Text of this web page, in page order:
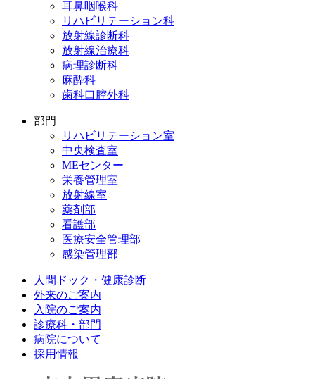
耳鼻咽喉科
リハビリテーション科
放射線診断科
放射線治療科
病理診断科
麻酔科
歯科口腔外科
部門
リハビリテーション室
中央検査室
MEセンター
栄養管理室
放射線室
薬剤部
看護部
医療安全管理部
感染管理部
人間ドック・健康診断
外来のご案内
入院のご案内
診療科・部門
病院について
採用情報